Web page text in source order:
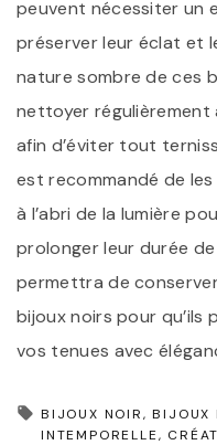
peuvent nécessiter un
préserver leur éclat et
nature sombre de ces
nettoyer
afin d’éviter tout
est recommandé de
à l’abri de la lumière
prolonger leur durée
permettra de
bijoux noirs pour qu’ils
vos tenues avec
BIJOUX NOIR BIJOUX
INTEMPORELLE